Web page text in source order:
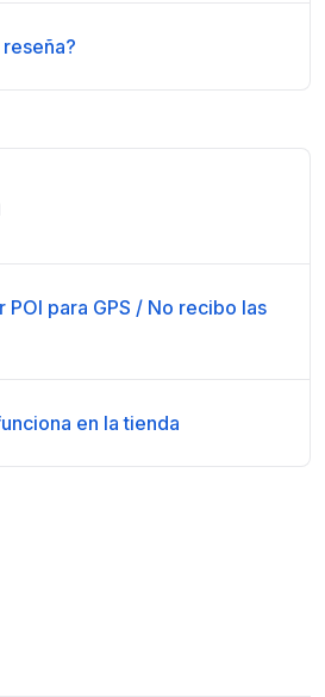
para GPS / No recibo las
en la tienda